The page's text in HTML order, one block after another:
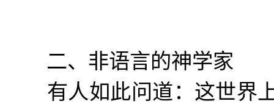
二、非语言的神学家
有人如此问道：这世界上